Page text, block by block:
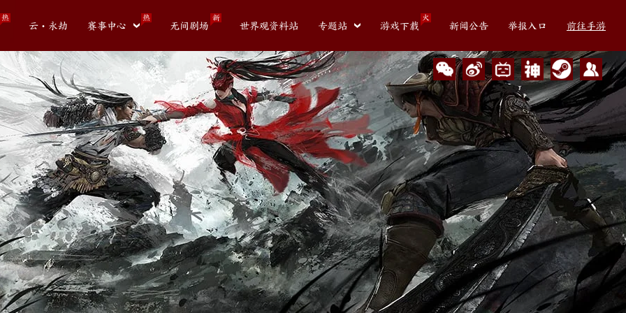
热
云・永劫 赛事中心
热
无间剧场
新
世界观资料站 专题站 游戏下载
火
新闻公告 举报入口 前往手游